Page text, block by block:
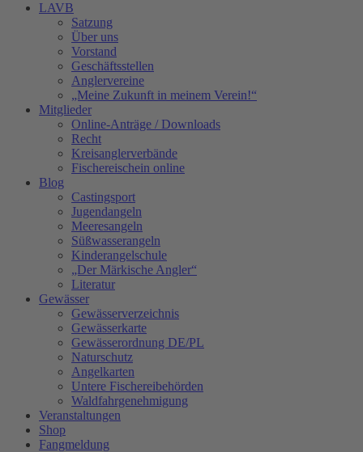
LAVB
Satzung
Über uns
Vorstand
Geschäftsstellen
Anglervereine
„Meine Zukunft in meinem Verein!“
Mitglieder
Online-Anträge / Downloads
Recht
Kreisanglerverbände
Fischereischein online
Blog
Castingsport
Jugendangeln
Meeresangeln
Süßwasserangeln
Kinderangelschule
„Der Märkische Angler“
Literatur
Gewässer
Gewässerverzeichnis
Gewässerkarte
Gewässerordnung DE/PL
Naturschutz
Angelkarten
Untere Fischereibehörden
Waldfahrgenehmigung
Veranstaltungen
Shop
Fangmeldung